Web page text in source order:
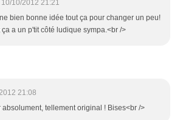
10/10/2012 21:21
bien bonne idée tout ça pour changer un peu!
a un p'tit côté ludique sympa.<br />
21:08
absolument, tellement original ! Bises<br />